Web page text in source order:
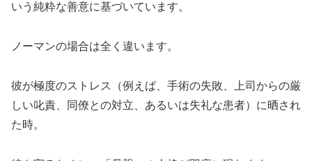
いう純粋な善意に基づいています。
ノーマンの場合は全く違います。
彼が極度のストレス（例えば、手術の失敗、上司からの厳
しい叱責、同僚との対立、あるいは失礼な患者）に晒され
た時。